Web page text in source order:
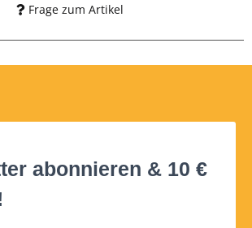
Frage zum Artikel